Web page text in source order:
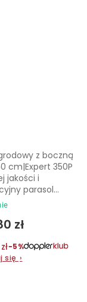
zł
−5%
się ›
z boczną
cm|Expert 350P
jakości i
parasol...